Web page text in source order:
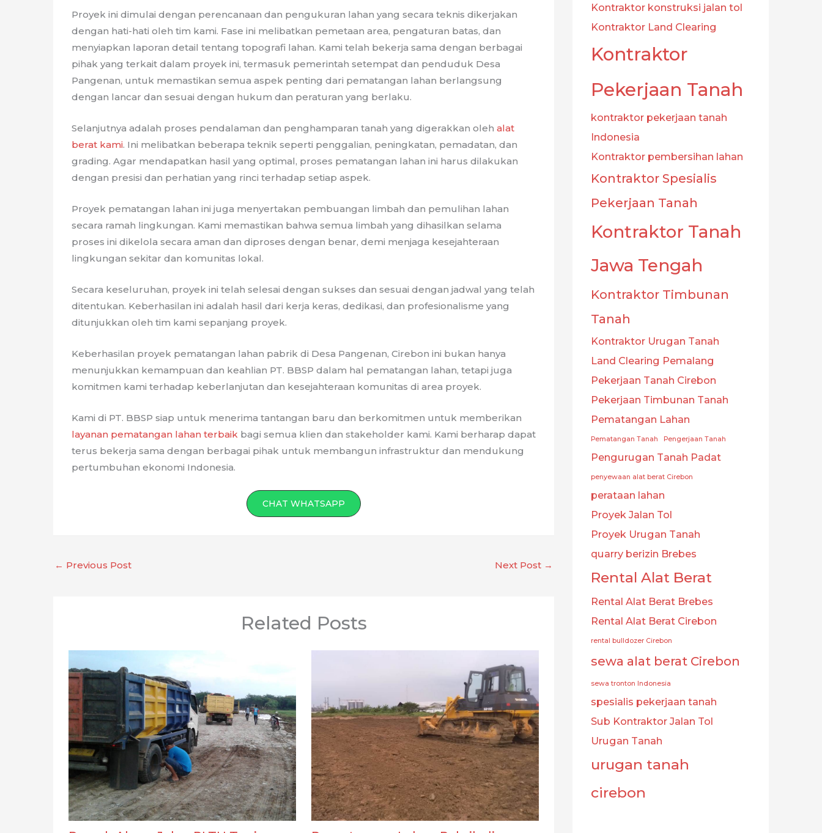
Proyek ini dimulai dengan perencanaan dan pengukuran lahan yang secara teknis dikerjakan
dengan hati-hati oleh tim kami. Fase ini melibatkan pemetaan area, pengaturan batas, dan
menyiapkan laporan detail tentang topografi lahan. Kami telah bekerja sama dengan berbagai
pihak yang terkait dalam proyek ini, termasuk pemerintah setempat dan penduduk Desa
Pangenan, untuk memastikan semua aspek penting dari pematangan lahan berlangsung
dengan lancar dan sesuai dengan hukum dan peraturan yang berlaku.
Selanjutnya adalah proses pendalaman dan penghamparan tanah yang digerakkan oleh alat
berat kami. Ini melibatkan beberapa teknik seperti penggalian, peningkatan, pemadatan, dan
grading. Agar mendapatkan hasil yang optimal, proses pematangan lahan ini harus dilakukan
dengan presisi dan perhatian yang rinci terhadap setiap aspek.
Proyek pematangan lahan ini juga menyertakan pembuangan limbah dan pemulihan lahan
secara ramah lingkungan. Kami memastikan bahwa semua limbah yang dihasilkan selama
proses ini dikelola secara aman dan diproses dengan benar, demi menjaga kesejahteraan
lingkungan sekitar dan komunitas lokal.
Secara keseluruhan, proyek ini telah selesai dengan sukses dan sesuai dengan jadwal yang telah
ditentukan. Keberhasilan ini adalah hasil dari kerja keras, dedikasi, dan profesionalisme yang
ditunjukkan oleh tim kami sepanjang proyek.
Keberhasilan proyek pematangan lahan pabrik di Desa Pangenan, Cirebon ini bukan hanya
menunjukkan kemampuan dan keahlian PT. BBSP dalam hal pematangan lahan, tetapi juga
komitmen kami terhadap keberlanjutan dan kesejahteraan komunitas di area proyek.
Kami di PT. BBSP siap untuk menerima tantangan baru dan berkomitmen untuk memberikan
layanan pematangan lahan terbaik bagi semua klien dan stakeholder kami. Kami berharap dapat
terus bekerja sama dengan berbagai pihak untuk membangun infrastruktur dan mendukung
pertumbuhan ekonomi Indonesia.
CHAT WHATSAPP
← Previous Post Next Post →
Related Posts
Kontraktor konstruksi jalan tol
Kontraktor Land Clearing
Kontraktor
Pekerjaan Tanah
kontraktor pekerjaan tanah
Indonesia
Kontraktor pembersihan lahan
Kontraktor Spesialis
Pekerjaan Tanah
Kontraktor Tanah
Jawa Tengah
Kontraktor Timbunan
Tanah
Kontraktor Urugan Tanah
Land Clearing Pemalang
Pekerjaan Tanah Cirebon
Pekerjaan Timbunan Tanah
Pematangan Lahan
Pematangan Tanah Pengerjaan Tanah
Pengurugan Tanah Padat
penyewaan alat berat Cirebon
perataan lahan
Proyek Jalan Tol
Proyek Urugan Tanah
quarry berizin Brebes
Rental Alat Berat
Rental Alat Berat Brebes
Rental Alat Berat Cirebon
rental bulldozer Cirebon
sewa alat berat Cirebon
sewa tronton Indonesia
spesialis pekerjaan tanah
Sub Kontraktor Jalan Tol
Urugan Tanah
urugan tanah
cirebon